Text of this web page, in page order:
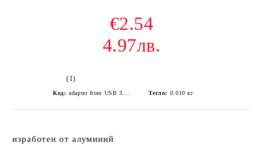
€2.54
4.97лв.
(1)
Код: Тегло: 0.010 кг
изработен от алуминий